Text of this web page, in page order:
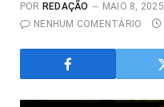
POR REDAÇÃO MAIO 8, 2025
NENHUM COMENTÁRIO